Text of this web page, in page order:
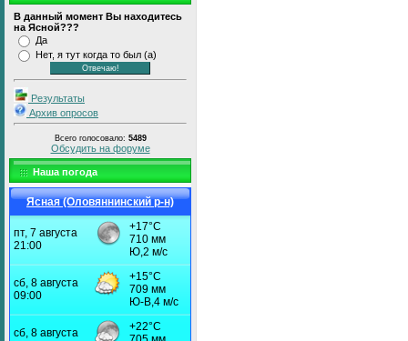
В данный момент Вы находитесь
на Ясной???
Да
Нет, я тут когда то был (а)
Результаты
Архив опросов
Всего голосовало: 5489
Обсудить на форуме
Наша погода
Ясная (Оловяннинский р-н)